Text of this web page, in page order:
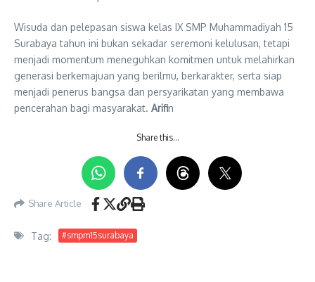
Wisuda dan pelepasan siswa kelas IX SMP Muhammadiyah 15
Surabaya tahun ini bukan sekadar seremoni kelulusan, tetapi
menjadi momentum meneguhkan komitmen untuk melahirkan
generasi berkemajuan yang berilmu, berkarakter, serta siap
menjadi penerus bangsa dan persyarikatan yang membawa
pencerahan bagi masyarakat. Arifin
Share this…
Share Article
Tag: #smpm15surabaya